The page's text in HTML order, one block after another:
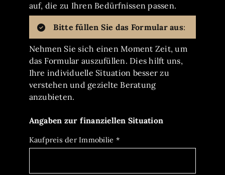
auf, die zu Ihren Bedürfnissen passen.
Bitte füllen Sie das Formular aus:
Nehmen Sie sich einen Moment Zeit, um
das Formular auszufüllen. Dies hilft uns,
Ihre individuelle Situation besser zu
verstehen und gezielte Beratung
anzubieten.
Angaben zur finanziellen Situation
Kaufpreis der Immobilie *